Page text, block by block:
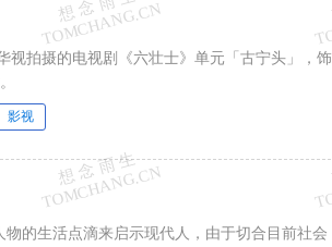
视拍摄的电视剧《六壮士》单元「古宁头」，饰
影视
物的生活点滴来启示现代人，由于切合目前社会